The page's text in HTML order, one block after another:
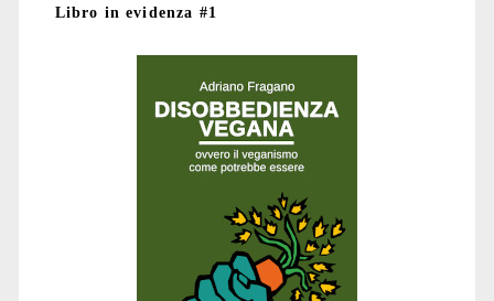
Libro in evidenza #1